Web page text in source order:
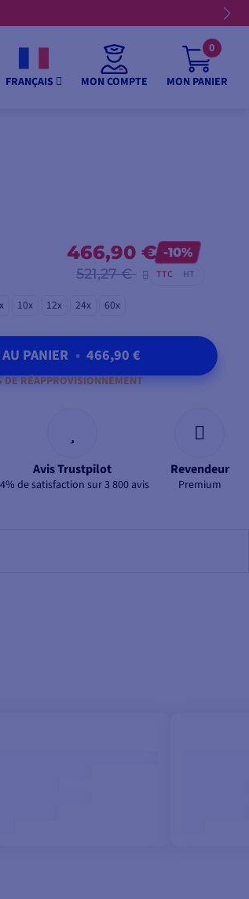
FRANÇAIS MON COMPTE MON PANIER
0
466,90 € -10%
521,27 € TTC HT
10x 12x 24x 60x
PANIER • 466,90 €
DE RÉAPPROVISIONNEMENT
Avis Trustpilot
de satisfaction sur 3 800 avis
Revendeur
Premium